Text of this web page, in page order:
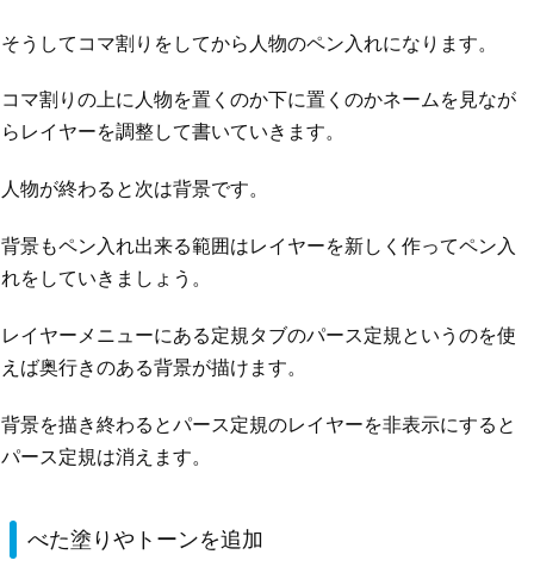
そうしてコマ割りをしてから人物のペン入れになります。
コマ割りの上に人物を置くのか下に置くのかネームを見なが
らレイヤーを調整して書いていきます。
人物が終わると次は背景です。
背景もペン入れ出来る範囲はレイヤーを新しく作ってペン入
れをしていきましょう。
レイヤーメニューにある定規タブのパース定規というのを使
えば奥行きのある背景が描けます。
背景を描き終わるとパース定規のレイヤーを非表示にすると
パース定規は消えます。
べた塗りやトーンを追加